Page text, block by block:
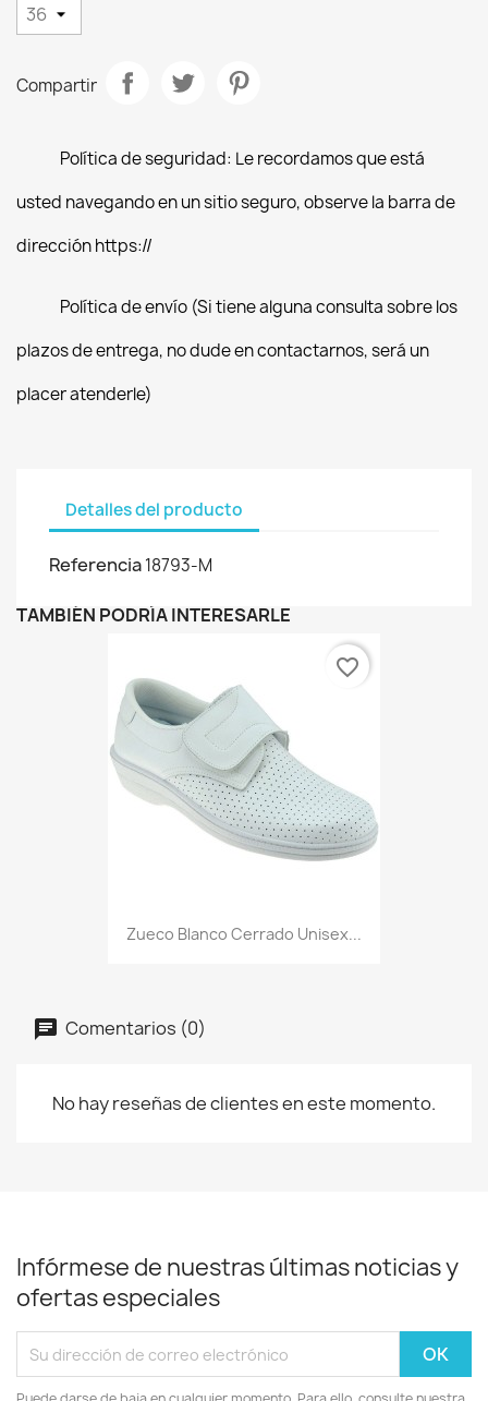
Compartir
Política de seguridad: Le recordamos que está
usted navegando en un sitio seguro, observe la barra de
dirección https://
Política de envío (Si tiene alguna consulta sobre los
plazos de entrega, no dude en contactarnos, será un
placer atenderle)
Detalles del producto
Referencia18793-M
TAMBIÉN PODRÍA INTERESARLE
Zueco Blanco Cerrado Unisex...
favorite_border
Comentarios (0)
No hay reseñas de clientes en este momento.
Infórmese de nuestras últimas noticias y
ofertas especiales